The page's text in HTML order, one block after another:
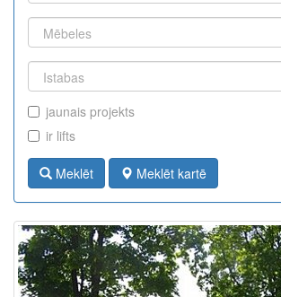
jaunais projekts
ir lifts
Meklēt Meklēt kartē